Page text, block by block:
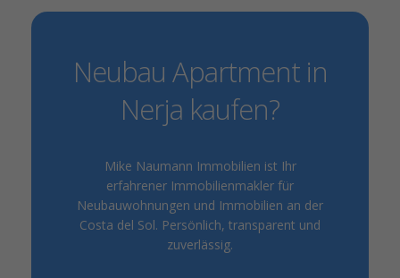
Neubau Apartment in
Nerja kaufen?
Mike Naumann Immobilien ist Ihr
erfahrener Immobilienmakler für
Neubauwohnungen und Immobilien an der
Costa del Sol. Persönlich, transparent und
zuverlässig.